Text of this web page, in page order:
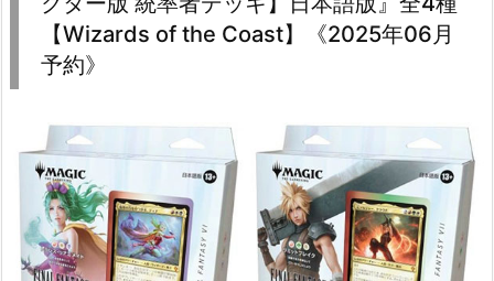
【Wizards of the Coast】《2025年06月
予約》